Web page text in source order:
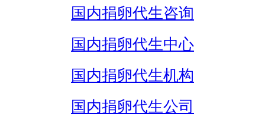
国内捐卵代生咨询
国内捐卵代生中心
国内捐卵代生机构
国内捐卵代生公司